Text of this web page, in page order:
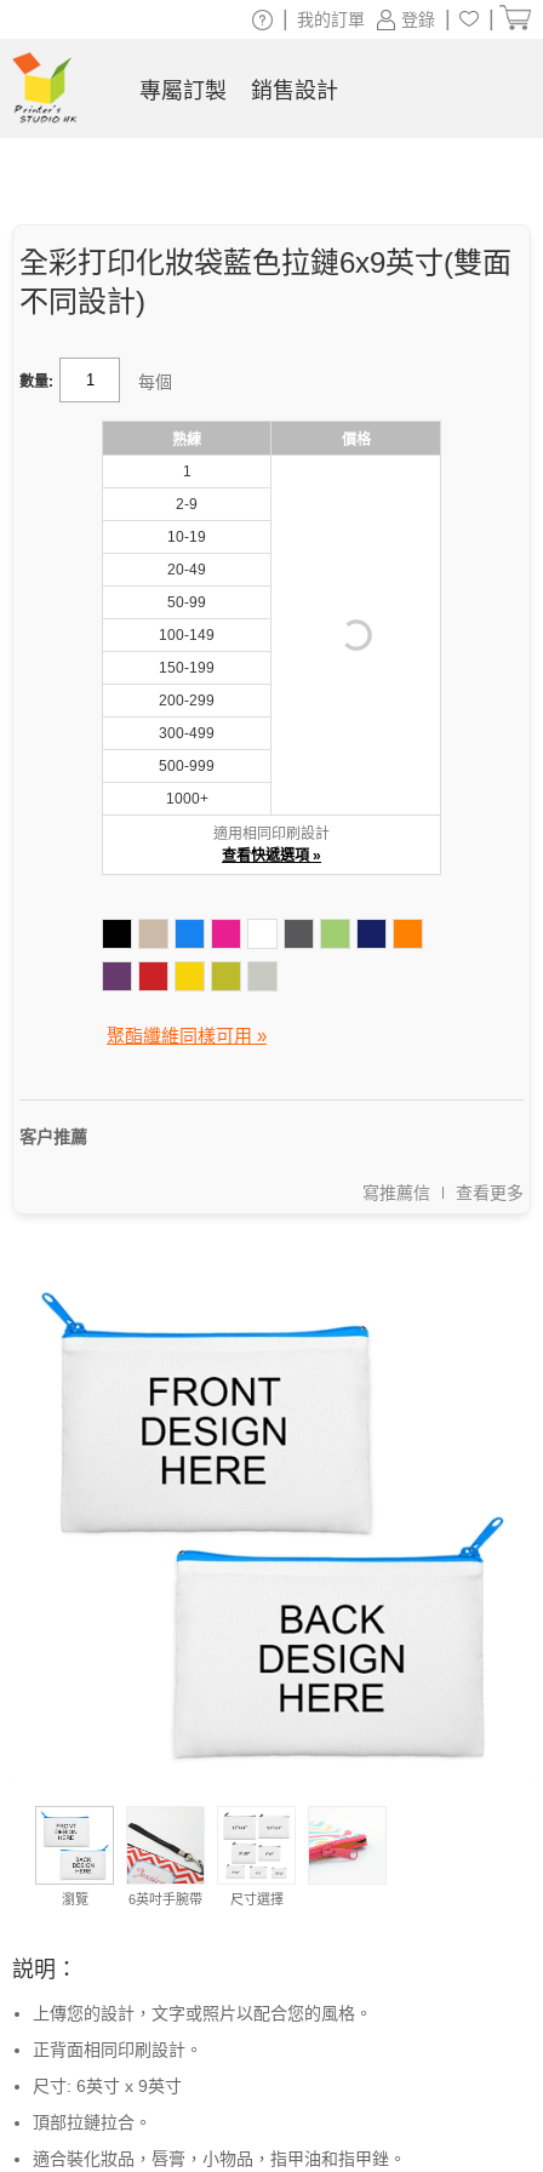
全彩打印化妝袋藍色拉鏈6x9英寸(雙面
不同設計)
數量: 每個
熟練
價格
1
2-9
10-19
20-49
50-99
100-149
150-199
200-299
300-499
500-999
1000+
適用相同印刷設計
查看快遞選項 »
聚酯纖維同樣可用 »
客户推薦
寫推薦信 查看更多
瀏覽 6英吋手腕帶 尺寸選擇
説明：
上傳您的設計，文字或照片以配合您的風格。
正背面相同印刷設計。
尺寸: 6英寸 x 9英寸
頂部拉鏈拉合。
適合裝化妝品，唇膏，小物品，指甲油和指甲銼。
登錄
我的訂單
專屬訂製 銷售設計